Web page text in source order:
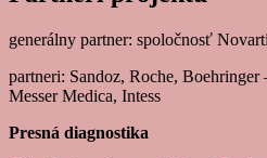
generálny partner: spoločnosť
partneri: Sandoz, Roche,
Messer Medica, Intess
Presná diagnostika